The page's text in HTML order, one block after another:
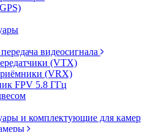
видеосигнала
(VTX)
(VRX)
FPV 5.8 ГГц
и комплектующие для камер